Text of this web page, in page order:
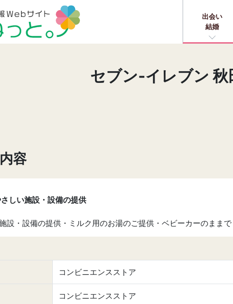
出会い
結婚
セブン‐イレブン
容
しい施設・設備の提供
設・設備の提供・ミルク用のお湯のご提供・ベビーカーのまま
コンビニエンスストア
コンビニエンスストア